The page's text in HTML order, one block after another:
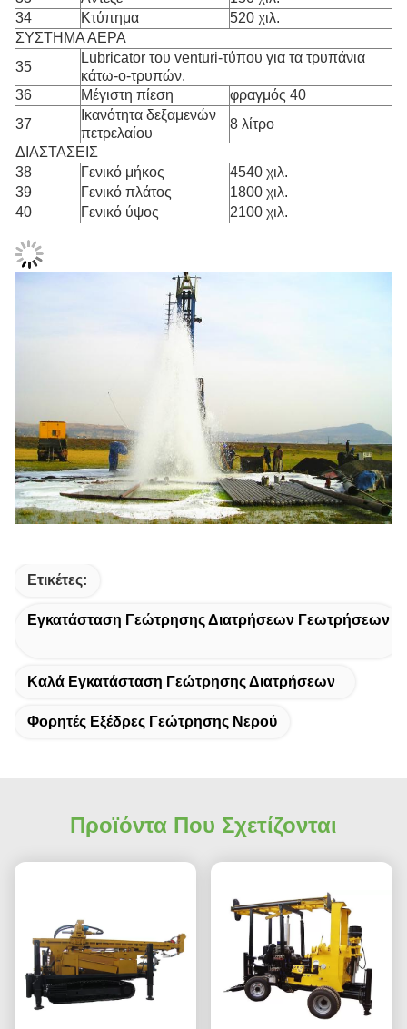
34
Κτύπημα
520 χιλ.
ΣΥΣΤΗΜΑ ΑΕΡΑ
35
Lubricator του venturi-τύπου για τα τρυπάνια
κάτω-ο-τρυπών.
36
Μέγιστη πίεση
φραγμός 40
37
Ικανότητα δεξαμενών
πετρελαίου
8 λίτρο
ΔΙΑΣΤΑΣΕΙΣ
38
Γενικό μήκος
4540 χιλ.
39
Γενικό πλάτος
1800 χιλ.
40
Γενικό ύψος 2100 χιλ.
Ετικέτες:
Εγκατάσταση Γεώτρησης Διατρήσεων Γεωτρήσεων
Καλά Εγκατάσταση Γεώτρησης Διατρήσεων
Φορητές Εξέδρες Γεώτρησης Νερού
Προϊόντα Που Σχετίζονται